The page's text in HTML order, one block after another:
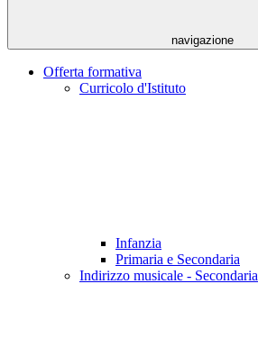
navigazione
Offerta formativa
Curricolo d'Istituto
Infanzia
Primaria e Secondaria
Indirizzo musicale - Secondaria